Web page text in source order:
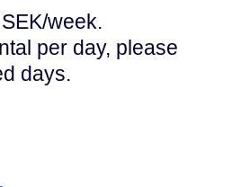
week.
per day, please
days.